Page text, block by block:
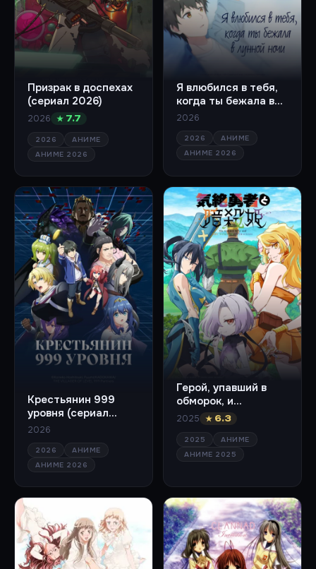
Призрак в доспехах
(сериал 2026)
2026 ★ 7.7
2026
АНИМЕ
АНИМЕ 2026
Я влюбился в тебя,
когда ты бежала в
лунной ночи (сериал
2026
2026
АНИМЕ
АНИМЕ 2026
Крестьянин 999
уровня (сериал
2026)
2026
2026
АНИМЕ
АНИМЕ 2026
Герой, упавший в
обморок, и
принцессы-убийцы
2025 ★ 6.3
2025
АНИМЕ
АНИМЕ 2025